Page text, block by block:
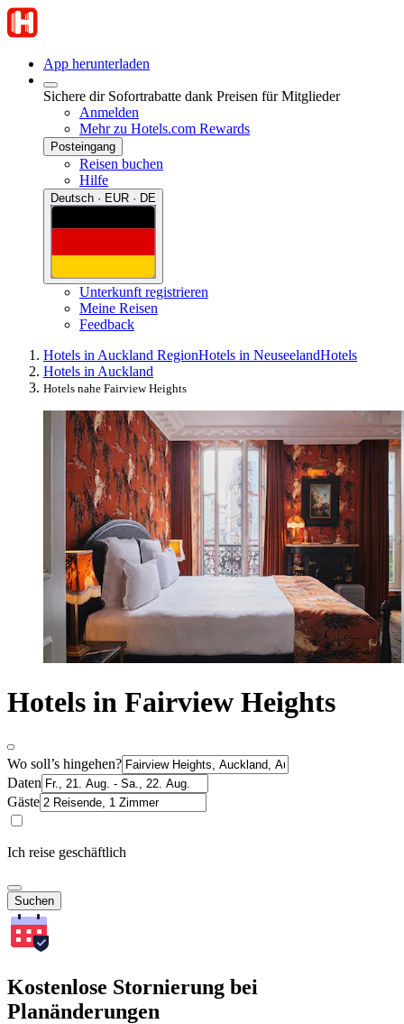
App herunterladen
Sichere dir Sofortrabatte dank Preisen für Mitglieder
Anmelden
Mehr zu Hotels.com Rewards
Posteingang
Reisen buchen
Hilfe
Deutsch · EUR · DE
Unterkunft registrieren
Meine Reisen
Feedback
Hotels in Auckland RegionHotels in NeuseelandHotels
Hotels in Auckland
Hotels nahe Fairview Heights
Hotels in Fairview Heights
Wo soll’s hingehen?
Daten
Gäste
Ich reise geschäftlich
Suchen
Kostenlose Stornierung bei
Planänderungen